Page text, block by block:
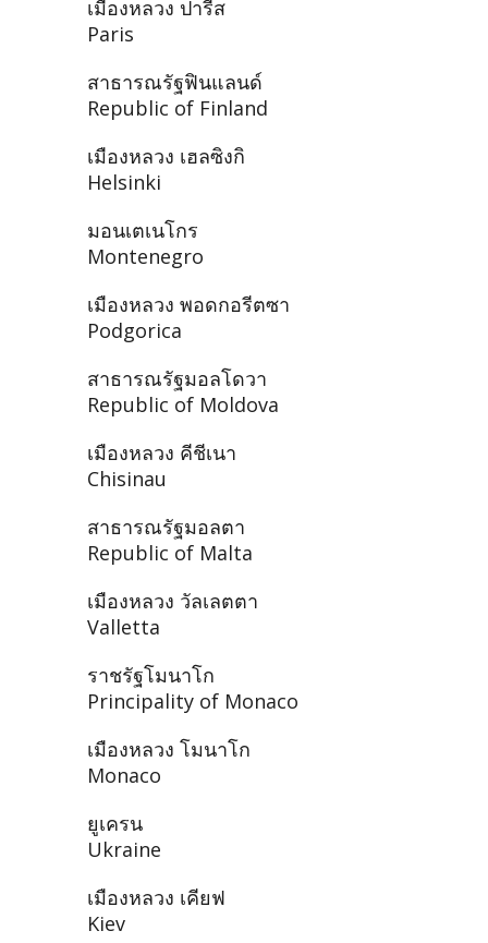
เมืองหลวง ปารีส
Paris
สาธารณรัฐฟินแลนด์
Republic of Finland
เมืองหลวง เฮลซิงกิ
Helsinki
มอนเตเนโกร
Montenegro
เมืองหลวง พอดกอรีตซา
Podgorica
สาธารณรัฐมอลโดวา
Republic of Moldova
เมืองหลวง คีชีเนา
Chisinau
สาธารณรัฐมอลตา
Republic of Malta
เมืองหลวง วัลเลตตา
Valletta
ราชรัฐโมนาโก
Principality of Monaco
เมืองหลวง โมนาโก
Monaco
ยูเครน
Ukraine
เมืองหลวง เคียฟ
Kiev